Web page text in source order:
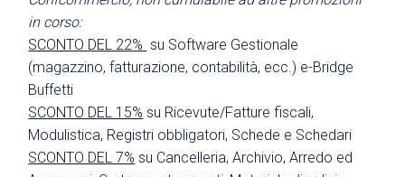
in corso:
SCONTO DEL 22% su Software Gestionale
(magazzino, fatturazione, contabilità, ecc.) e-Bridge
Buffetti
SCONTO DEL 15% su Ricevute/Fatture fiscali,
Modulistica, Registri obbligatori, Schede e Schedari
SCONTO DEL 7% su Cancelleria, Archivio, Arredo ed